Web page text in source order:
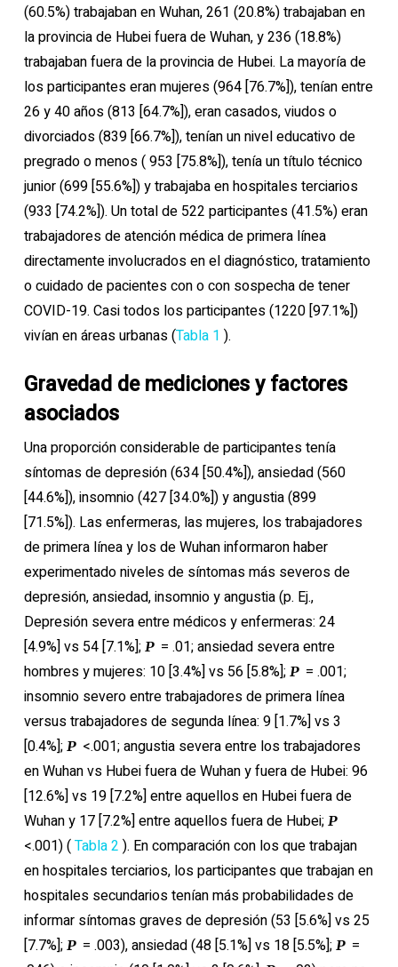
(60.5%) trabajaban en Wuhan, 261 (20.8%) trabajaban en
la provincia de Hubei fuera de Wuhan, y 236 (18.8%)
trabajaban fuera de la provincia de Hubei. La mayoría de
los participantes eran mujeres (964 [76.7%]), tenían entre
26 y 40 años (813 [64.7%]), eran casados, viudos o
divorciados (839 [66.7%]), tenían un nivel educativo de
pregrado o menos ( 953 [75.8%]), tenía un título técnico
junior (699 [55.6%]) y trabajaba en hospitales terciarios
(933 [74.2%]). Un total de 522 participantes (41.5%) eran
trabajadores de atención médica de primera línea
directamente involucrados en el diagnóstico, tratamiento
o cuidado de pacientes con o con sospecha de tener
COVID-19. Casi todos los participantes (1220 [97.1%])
vivían en áreas urbanas (Tabla 1 ).
Gravedad de mediciones y factores
asociados
Una proporción considerable de participantes tenía
síntomas de depresión (634 [50.4%]), ansiedad (560
[44.6%]), insomnio (427 [34.0%]) y angustia (899
[71.5%]). Las enfermeras, las mujeres, los trabajadores
de primera línea y los de Wuhan informaron haber
experimentado niveles de síntomas más severos de
depresión, ansiedad, insomnio y angustia (p. Ej.,
Depresión severa entre médicos y enfermeras: 24
[4.9%] vs 54 [7.1%]; P= .01; ansiedad severa entre
hombres y mujeres: 10 [3.4%] vs 56 [5.8%]; P= .001;
insomnio severo entre trabajadores de primera línea
versus trabajadores de segunda línea: 9 [1.7%] vs 3
[0.4%]; P<.001; angustia severa entre los trabajadores
en Wuhan vs Hubei fuera de Wuhan y fuera de Hubei: 96
[12.6%] vs 19 [7.2%] entre aquellos en Hubei fuera de
Wuhan y 17 [7.2%] entre aquellos fuera de Hubei; P
<.001) (Tabla 2 ). En comparación con los que trabajan
en hospitales terciarios, los participantes que trabajan en
hospitales secundarios tenían más probabilidades de
informar síntomas graves de depresión (53 [5.6%] vs 25
[7.7%]; P= .003), ansiedad (48 [5.1%] vs 18 [5.5%]; P=